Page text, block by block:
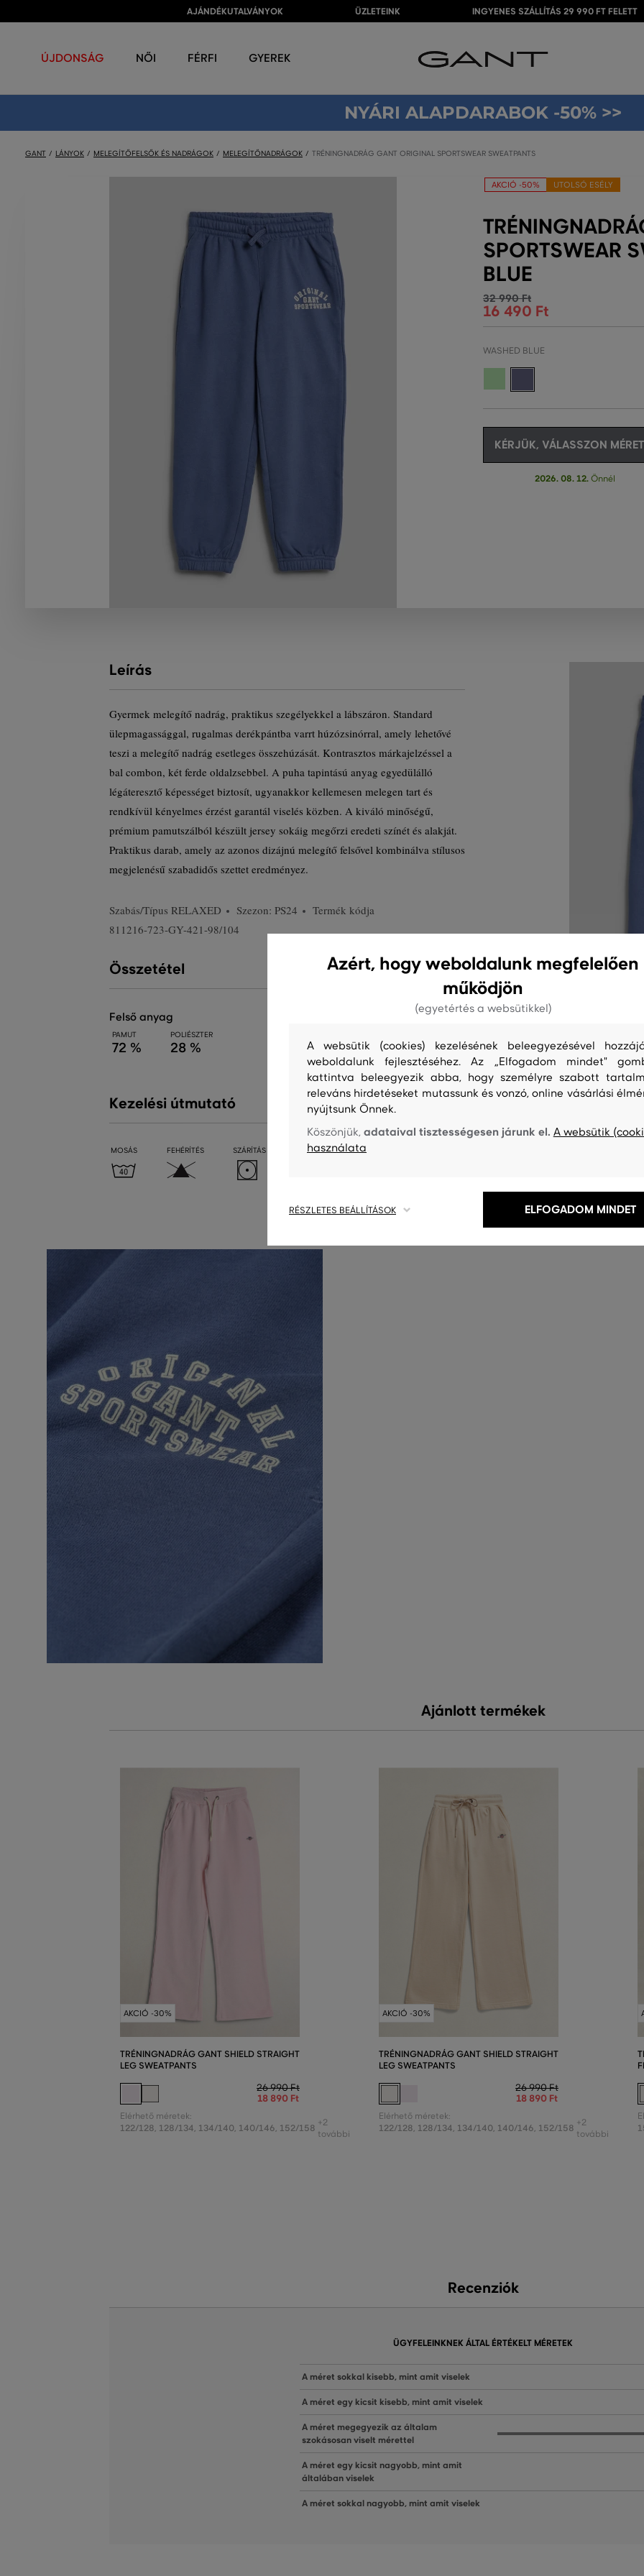
AJÁNDÉKUTALVÁNYOK ÜZLETEINK INGYENES SZÁLLÍTÁS 29 990 FT FELETT
ÚJDONSÁG NŐI FÉRFI GYEREK
NYÁRI ALAPDARABOK -50% >>
GANT LÁNYOK MELEGÍTŐFELSŐK ÉS NADRÁGOK MELEGÍTŐNADRÁGOK TRÉNINGNADRÁG GANT ORIGINAL SPORTSWEAR SWEATPANTS
AKCIÓ -50% UTOLSÓ ESÉLY
SPORTSWEAR
BLUE
32 990 Ft
16 490 Ft
WASHED BLUE
KÉRJÜK, VÁLASSZON
2026. 08. 12.Önnél
Leírás
Gyermek melegítő nadrág, praktikus szegélyekkel a lábszáron. Standard
ülepmagassággal, rugalmas derékpántba varrt húzózsinórral, amely lehetővé
teszi a melegítő nadrág esetleges összehúzását. Kontrasztos márkajelzéssel a
bal combon, két ferde oldalzsebbel. A puha tapintású anyag egyedülálló
légáteresztő képességet biztosít, ugyanakkor kellemesen melegen tart és
rendkívül kényelmes érzést garantál viselés közben. A kiváló minőségű,
prémium pamutszálból készült jersey sokáig megőrzi eredeti színét és alakját.
Praktikus darab, amely az azonos dizájnú melegítő felsővel kombinálva stílusos
megjelenésű szabadidős szettet eredményez.
Szabás/Típus RELAXED Szezon: PS24
Termék kódja
811216-723-GY-421-98/104
Összetétel
felső anyag
PAMUT
72 %
POLIÉSZTER
28 %
Kezelési útmutató
MOSÁS FEHÉRÍTÉS SZÁRÍTÁS VASALÁS TISZTÍTÁS
Ajánlott termékek
AKCIÓ -30%
TRÉNINGNADRÁG GANT SHIELD STRAIGHT
LEG SWEATPANTS
26 990 Ft
18 890 Ft
Elérhető méretek:
122/128, 128/134, 134/140, 140/146, 152/158 +2
további
AKCIÓ -30%
TRÉNINGNADRÁG GANT SHIELD STRAIGHT
LEG SWEATPANTS
26 990 Ft
18 890 Ft
Elérhető méretek:
122/128, 128/134, 134/140, 140/146, 152/158 +2
további
Recenziók
ÜGYFELEINKNEK ÁLTAL ÉRTÉKELT MÉRETEK
A méret sokkal kisebb, mint amit viselek
A méret egy kicsit kisebb, mint amit viselek
A méret megegyezik az általam
szokásosan viselt mérettel
A méret egy kicsit nagyobb, mint amit
általában viselek
A méret sokkal nagyobb, mint amit viselek
Azért, hogy weboldalunk megfelelően
működjön
(egyetértés a websütikkel)
A websütik (cookies) kezelésének beleegyezésével
weboldalunk fejlesztéséhez. Az „Elfogadom mindet"
kattintva beleegyezik abba, hogy személyre szabott
releváns hirdetéseket mutassunk és vonzó, online vásárlási
nyújtsunk Önnek.
Köszönjük,adataival tisztességesen járunk el. A websütik
használata
RÉSZLETES BEÁLLÍTÁSOK ELFOGADOM MINDET